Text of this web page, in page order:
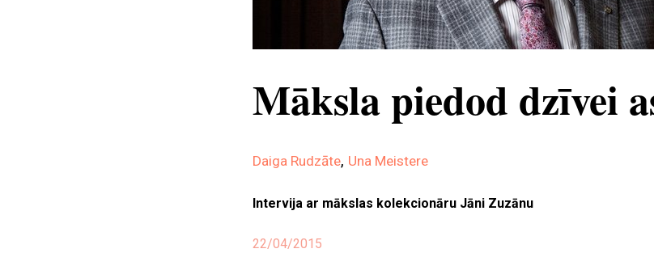
Māksla piedod dzīvei
Daiga Rudzāte, Una Meistere
Intervija ar mākslas kolekcionāru Jāni Zuzānu
22/04/2015